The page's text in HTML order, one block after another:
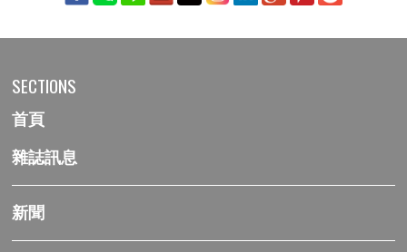
SECTIONS
首頁
雜誌訊息
新聞